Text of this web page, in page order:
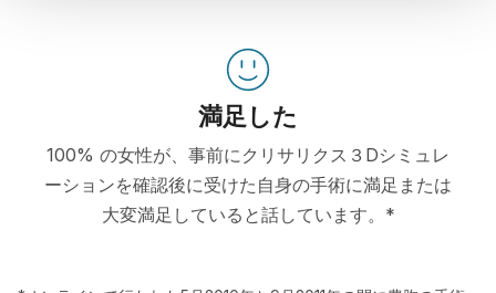
満足した
100% の女性が、事前にクリサリクス３Dシミュレ
ーションを確認後に受けた自身の手術に満足または
大変満足していると話しています。*